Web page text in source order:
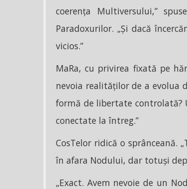
coerența Multiversului,”
Paradoxurilor. „Și dacă
vicios.”
MaRa, cu privirea fixată pe
nevoia realităților de a evolua
formă de libertate controlată?
conectate la întreg.”
CosTelor ridică o sprânceană.
în afara Nodului, dar totuși
„Exact. Avem nevoie de un